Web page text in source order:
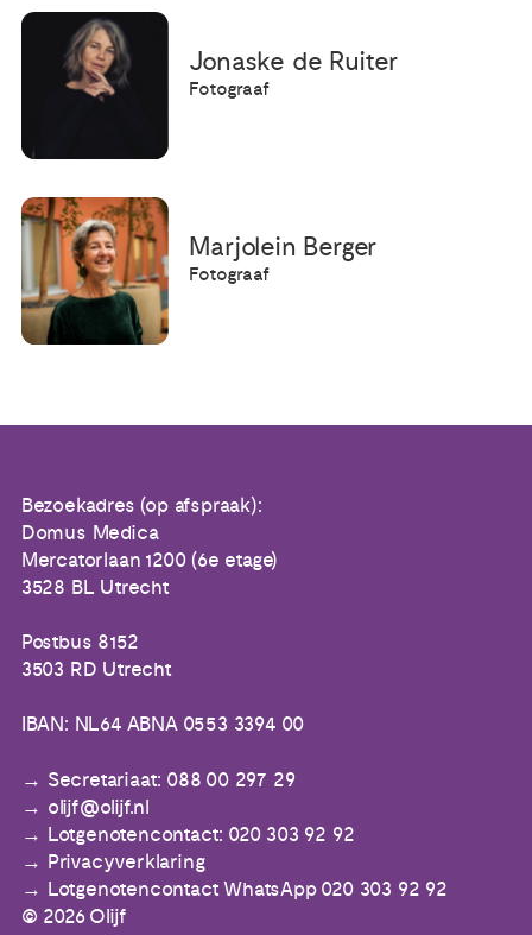
Jonaske de Ruiter
Fotograaf
Marjolein Berger
Fotograaf
Bezoekadres (op afspraak):
Domus Medica
Mercatorlaan 1200 (6e etage)
3528 BL Utrecht
Postbus 8152
3503 RD Utrecht
IBAN: NL64 ABNA 0553 3394 00
Secretariaat: 088 00 297 29
olijf@olijf.nl
Lotgenotencontact: 020 303 92 92
Privacyverklaring
Lotgenotencontact WhatsApp 020 303 92 92
© 2026 Olijf